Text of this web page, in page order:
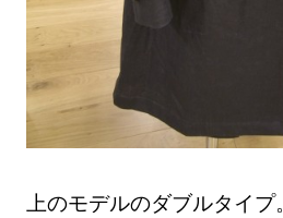
上のモデルのダブルタイプ。